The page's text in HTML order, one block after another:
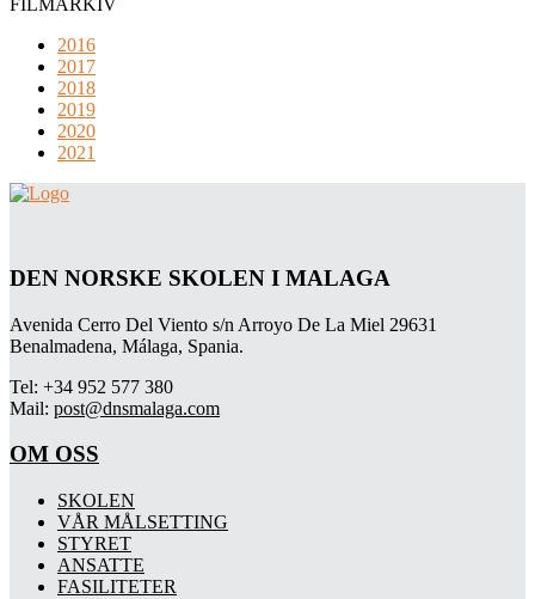
FILMARKIV
2016
2017
2018
2019
2020
2021
DEN NORSKE SKOLEN I MALAGA
Avenida Cerro Del Viento s/n Arroyo De La Miel 29631
Benalmadena, Málaga, Spania.
Tel: +34 952 577 380
Mail: post@dnsmalaga.com
OM OSS
SKOLEN
VÅR MÅLSETTING
STYRET
ANSATTE
FASILITETER